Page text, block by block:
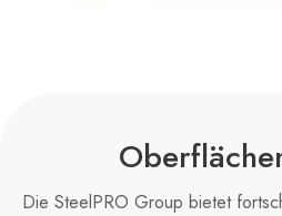
Die SteelPRO Group bietet